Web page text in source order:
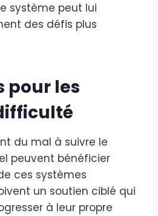
système peut lui
des défis plus
pour les
du mal à suivre le
peuvent bénéficier
ces systèmes
un soutien ciblé qui
à leur propre